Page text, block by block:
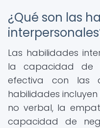
¿Qué son las
Las habilidades
la capacidad de
efectiva con las
habilidades
no verbal, la
capacidad de